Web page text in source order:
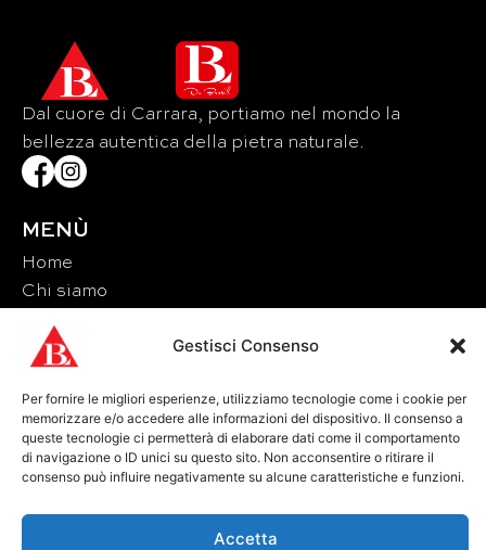
Gestisci Consenso
Per fornire le migliori esperienze, utilizziamo tecnologie come i cookie per
memorizzare e/o accedere alle informazioni del dispositivo. Il consenso a
queste tecnologie ci permetterà di elaborare dati come il comportamento
di navigazione o ID unici su questo sito. Non acconsentire o ritirare il
consenso può influire negativamente su alcune caratteristiche e funzioni.
Accetta
Dal cuore di Carrara, portiamo nel mondo la
bellezza autentica della pietra naturale.
MENÙ
Home
Chi siamo
Eventi
CONTATTI
Tel: +39 0585 856713
Fax: +39 0585 856715
Email: lucchetti@brunolucchetti.it
Pec: brunolucchetti@legalmail.it